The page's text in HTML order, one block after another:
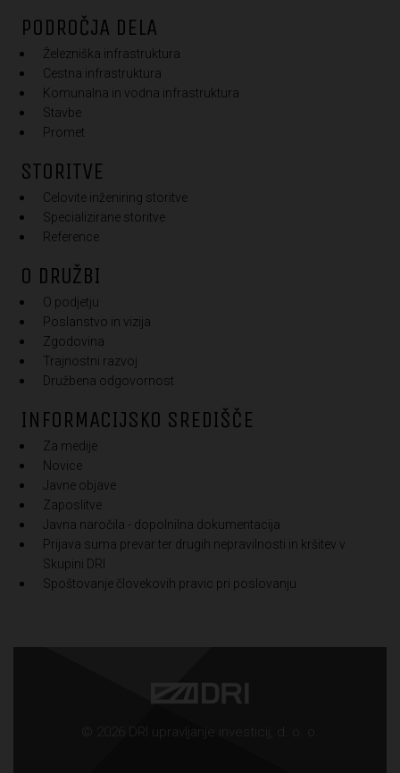
PODROČJA DELA
Železniška infrastruktura
Cestna infrastruktura
Komunalna in vodna infrastruktura
Stavbe
Promet
STORITVE
Celovite inženiring storitve
Specializirane storitve
Reference
O DRUŽBI
O podjetju
Poslanstvo in vizija
Zgodovina
Trajnostni razvoj
Družbena odgovornost
INFORMACIJSKO SREDIŠČE
Za medije
Novice
Javne objave
Zaposlitve
Javna naročila - dopolnilna dokumentacija
Prijava suma prevar ter drugih nepravilnosti in kršitev v
Skupini DRI
Spoštovanje človekovih pravic pri poslovanju
© 2026 DRI upravljanje investicij, d. o. o.